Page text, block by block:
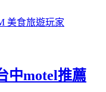
美食旅遊玩家
中motel推薦